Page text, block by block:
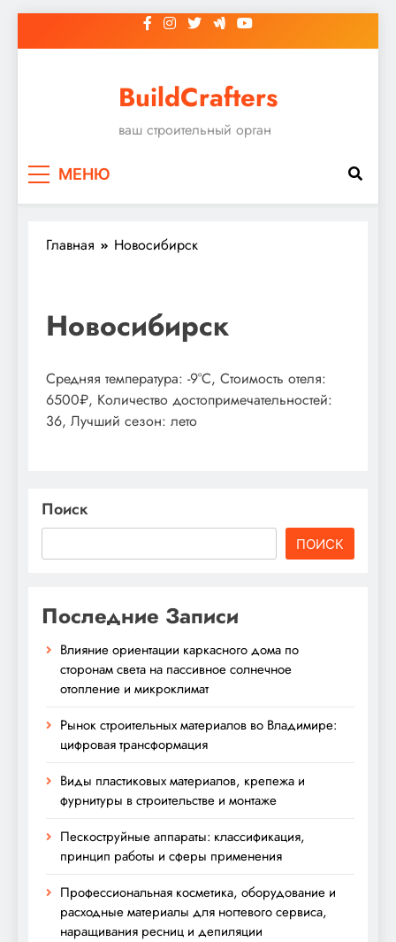
к
BuildCrafters
ваш строительный орган
МЕНЮ
Главная Новосибирск
Новосибирск
Средняя температура: -9°C, Стоимость отеля:
6500₽, Количество достопримечательностей:
36, Лучший сезон: лето
Поиск
ПОИСК
Последние Записи
Влияние ориентации каркасного дома по
сторонам света на пассивное солнечное
отопление и микроклимат
Рынок строительных материалов во Владимире:
цифровая трансформация
Виды пластиковых материалов, крепежа и
фурнитуры в строительстве и монтаже
Пескоструйные аппараты: классификация,
принцип работы и сферы применения
Профессиональная косметика, оборудование и
расходные материалы для ногтевого сервиса,
наращивания ресниц и депиляции